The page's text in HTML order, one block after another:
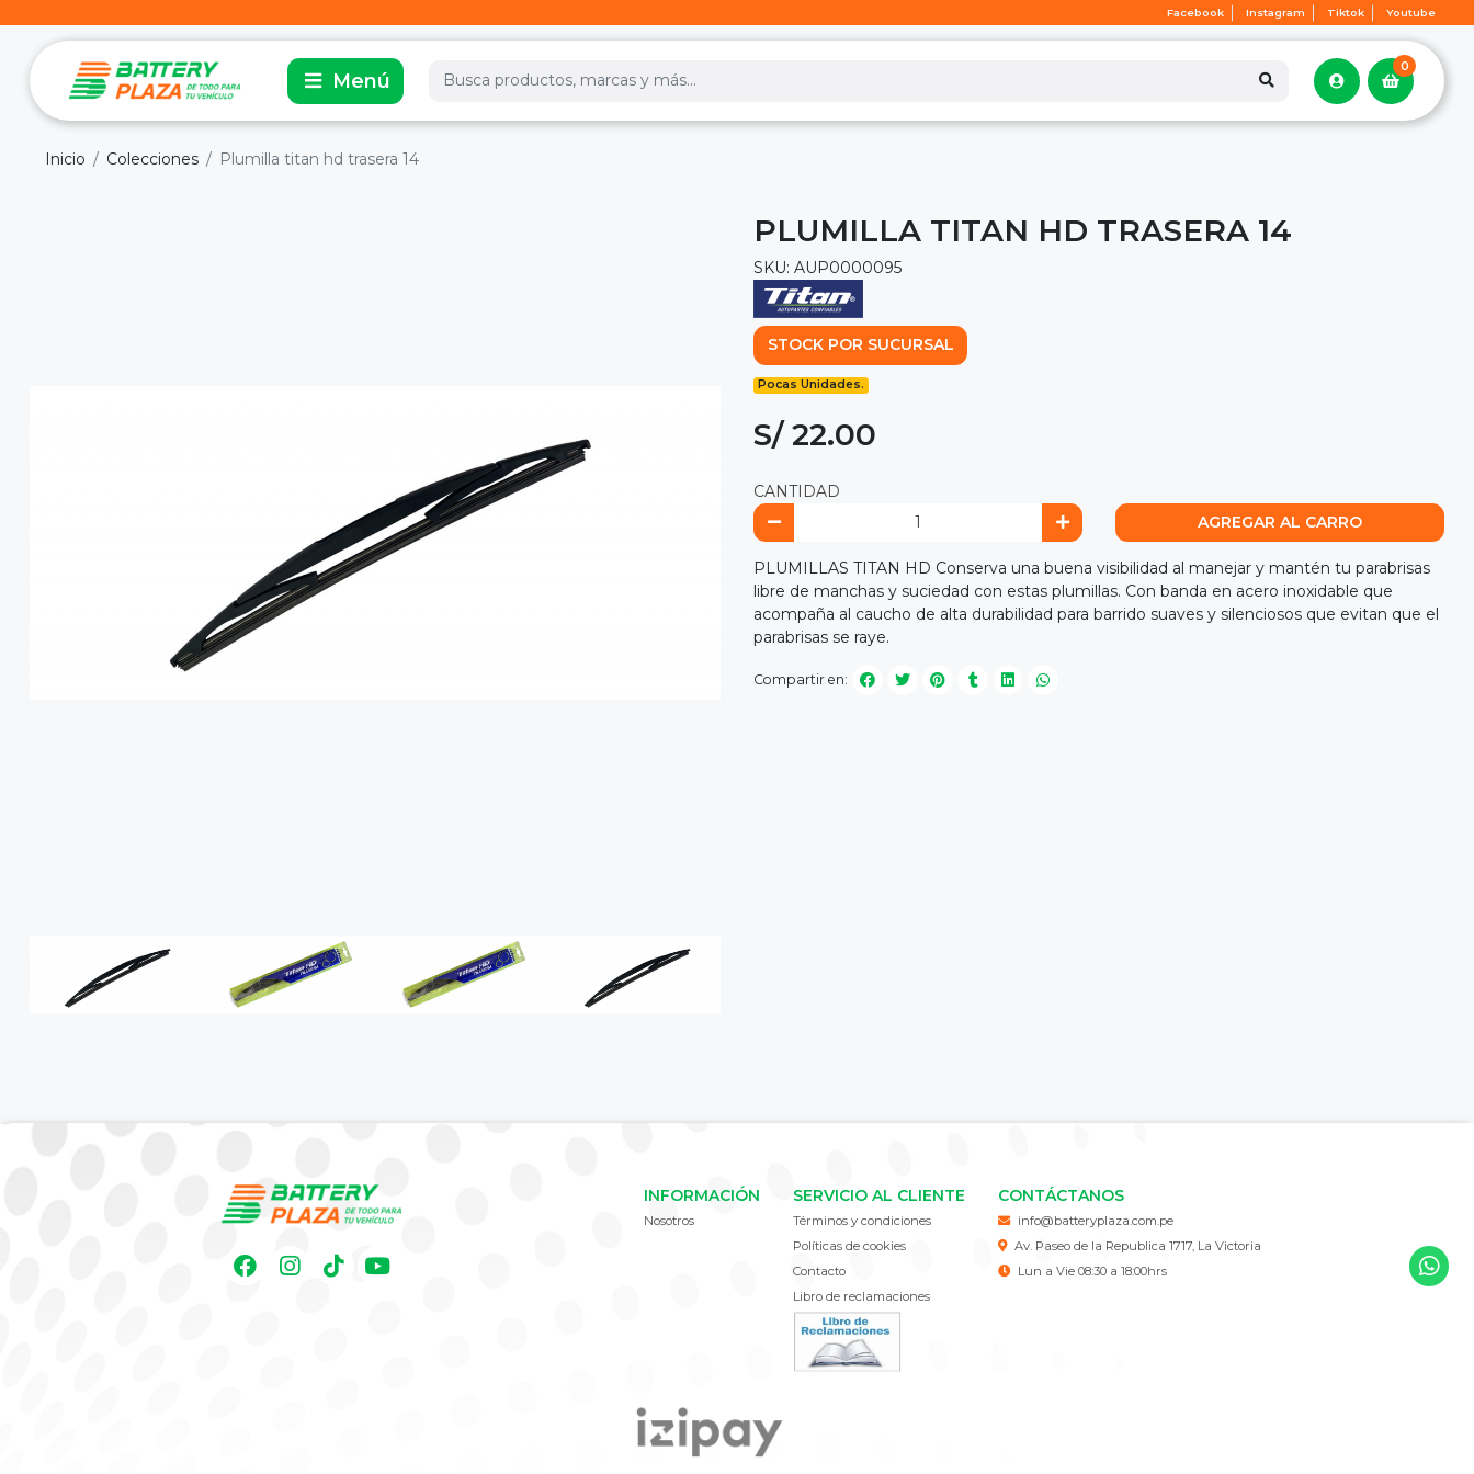
Facebook Instagram Tiktok Youtube
0
Inicio Colecciones Plumilla titan hd trasera 14
PLUMILLA TITAN HD TRASERA 14
SKU: AUP0000095
STOCK POR SUCURSAL
Pocas Unidades.
S/ 22.00
CANTIDAD
AGREGAR AL CARRO
PLUMILLAS TITAN HD Conserva una buena visibilidad al manejar y mantén tu parabrisas
libre de manchas y suciedad con estas plumillas. Con banda en acero inoxidable que
acompaña al caucho de alta durabilidad para barrido suaves y silenciosos que evitan que el
parabrisas se raye.
Compartir en:
INFORMACIÓN
Nosotros
SERVICIO AL CLIENTE
Términos y condiciones
Políticas de cookies
Contacto
Libro de reclamaciones
CONTÁCTANOS
info@batteryplaza.com.pe
Av. Paseo de la Republica 1717, La Victoria
Lun a Vie 08:30 a 18:00hrs